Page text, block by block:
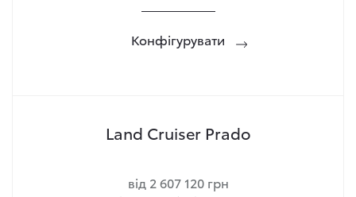
Конфігурувати
Land Cruiser Prado
від 2 607 120 грн